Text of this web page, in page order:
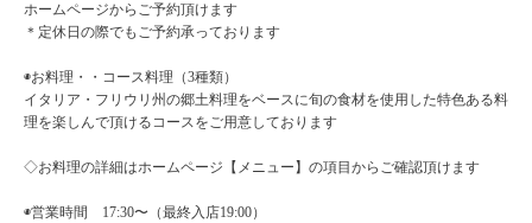
ホームページからご予約頂けます
＊定休日の際でもご予約承っております
◉お料理・・コース料理（3種類）
イタリア・フリウリ州の郷土料理をベースに旬の食材を使用した特色ある料
理を楽しんで頂けるコースをご用意しております
◇お料理の詳細はホームページ【メニュー】の項目からご確認頂けます
◉営業時間 17:30〜（最終入店19:00）